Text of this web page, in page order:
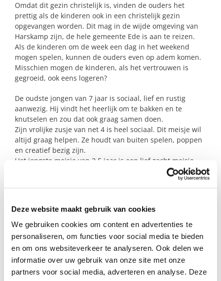
Deze website maakt gebruik van cookies
We gebruiken cookies om content en advertenties te
personaliseren, om functies voor social media te bieden
en om ons websiteverkeer te analyseren. Ook delen we
informatie over uw gebruik van onze site met onze
partners voor social media, adverteren en analyse. Deze
Omdat dit gezin christelijk is, vinden de ouders het
prettig als de kinderen ook in een christelijk gezin
opgevangen worden. Dit mag in de wijde omgeving van
Harskamp zijn, de hele gemeente Ede is aan te reizen.
Als de kinderen om de week een dag in het weekend
mogen spelen, kunnen de ouders even op adem komen.
Misschien mogen de kinderen, als het vertrouwen is
gegroeid, ook eens logeren?
De oudste jongen van 7 jaar is sociaal, lief en rustig
aanwezig. Hij vindt het heerlijk om te bakken en te
knutselen en zou dat ook graag samen doen.
Zijn vrolijke zusje van net 4 is heel sociaal. Dit meisje wil
altijd graag helpen. Ze houdt van buiten spelen, poppen
en creatief bezig zijn.
Het jongste meisje van 2,5 jaar is een lief zacht meisje,
dat af en toe op haar strepen kan staan. Ook zij houdt
van buiten spelen, poppen, keukentje en creatief bezig
Zijn jullie dat steungezin waar deze kinderen om de week
mogen komen spelen?
Profiel steungezin